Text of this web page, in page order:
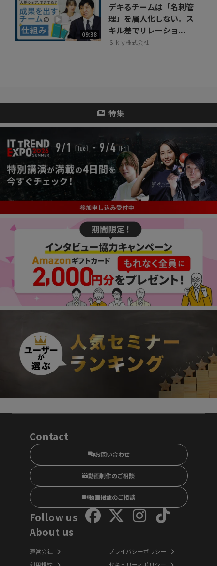
09:38
デキるチームは「名刺管
理」を属人化しない。ス
キル差でリレーショ...
Ｓｋｙ株式会社
特集
Contact
お問い合わせ
動画制作のご相談
動画掲載のご相談
Follow us
About us
運営会社
利用規約
プライバシーポリシー
セキュリティポリシー